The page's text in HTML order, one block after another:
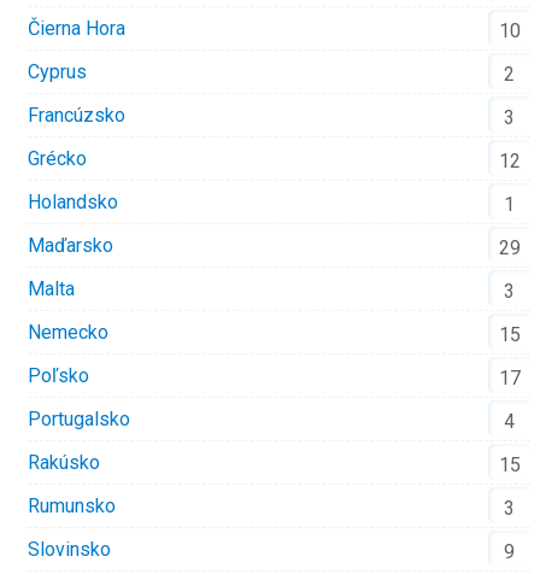
Čierna Hora
10
Cyprus
2
Francúzsko
3
Grécko
12
Holandsko
1
Maďarsko
29
Malta
3
Nemecko
15
Poľsko
17
Portugalsko
4
Rakúsko
15
Rumunsko
3
Slovinsko
9